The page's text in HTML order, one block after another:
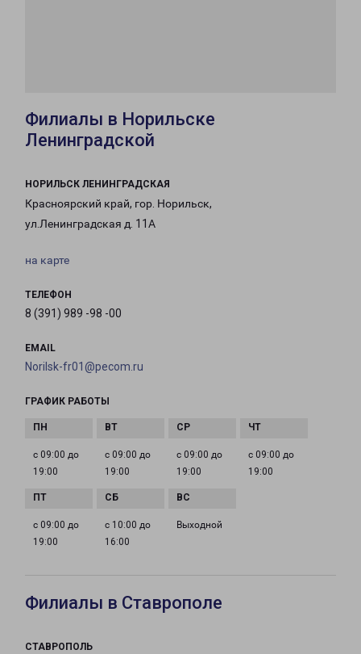
Филиалы в Норильске
Ленинградской
НОРИЛЬСК ЛЕНИНГРАДСКАЯ
Красноярский край, гор. Норильск,
ул.Ленинградская д. 11А
на карте
ТЕЛЕФОН
8 (391) 989 -98 -00
EMAIL
Norilsk-fr01@pecom.ru
ГРАФИК РАБОТЫ
с 09:00 до
19:00
с 09:00 до
19:00
с 09:00 до
19:00
с 09:00 до
19:00
с 09:00 до
19:00
с 10:00 до
16:00
Выходной
Филиалы в Ставрополе
СТАВРОПОЛЬ